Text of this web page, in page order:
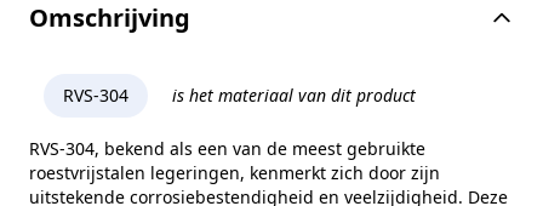
Omschrijving
RVS-304 is het materiaal van dit product
RVS-304, bekend als een van de meest gebruikte
roestvrijstalen legeringen, kenmerkt zich door zijn
uitstekende corrosiebestendigheid en veelzijdigheid. Deze